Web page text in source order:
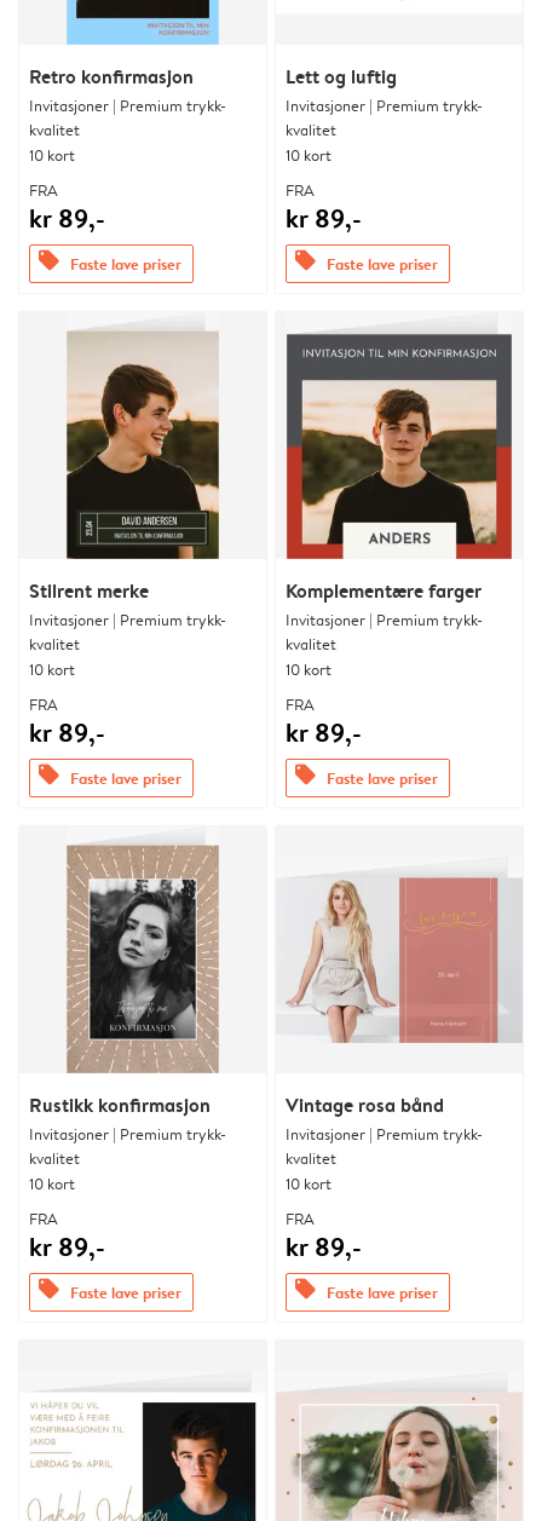
Retro konfirmasjon
Invitasjoner | Premium trykk-
kvalitet
10 kort
FRA
kr 89,-
offers Faste lave priser
Lett og luftig
Invitasjoner | Premium trykk-
kvalitet
10 kort
FRA
kr 89,-
offers Faste lave priser
Stilrent merke
Invitasjoner | Premium trykk-
kvalitet
10 kort
FRA
kr 89,-
offers Faste lave priser
Komplementære farger
Invitasjoner | Premium trykk-
kvalitet
10 kort
FRA
kr 89,-
offers Faste lave priser
Rustikk konfirmasjon
Invitasjoner | Premium trykk-
kvalitet
10 kort
FRA
kr 89,-
offers Faste lave priser
Vintage rosa bånd
Invitasjoner | Premium trykk-
kvalitet
10 kort
FRA
kr 89,-
offers Faste lave priser